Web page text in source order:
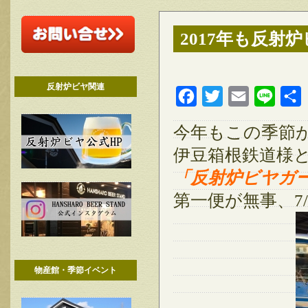
反射炉ビヤ関連
物産館・季節イベント
2017年も反射
FacebookTwitter Email Line
今年もこの季節
伊豆箱根鉄道様
「反射炉ビヤガ
第一便が無事、